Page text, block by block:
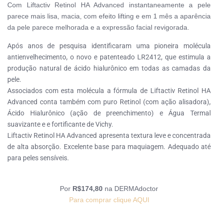
Com Liftactiv Retinol HA Advanced instantaneamente a pele
parece mais lisa, macia, com efeito lifting e em 1 mês a aparência
da pele parece melhorada e a expressão facial revigorada.
Após anos de pesquisa identificaram uma pioneira molécula
antienvelhecimento, o novo e patenteado LR2412, que estimula a
produção natural de ácido hialurônico em todas as camadas da
pele.
Associados com esta molécula a fórmula de Liftactiv Retinol HA
Advanced conta também com puro Retinol (com ação alisadora),
Ácido Hialurônico (ação de preenchimento) e Água Termal
suavizante e e fortificante de Vichy.
Liftactiv Retinol HA Advanced apresenta textura leve e concentrada
de alta absorção. Excelente base para maquiagem. Adequado até
para peles sensíveis.
Por R$174,80 na DERMAdoctor
Para comprar clique AQUI